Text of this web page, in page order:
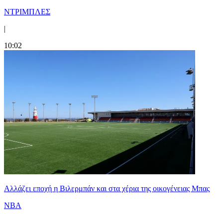
ΝΤΡΙΜΠΛΕΣ
|
10:02
Aλλάζει εποχή η Βιλερμπάν και στα χέρια της οικογένειας Μπας
NBA